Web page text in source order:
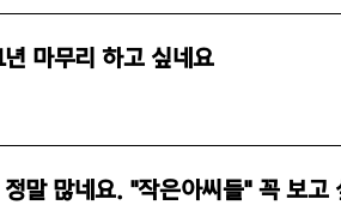
마무리 하고 싶네요
말 많네요. "작은아씨들" 꼭 보고